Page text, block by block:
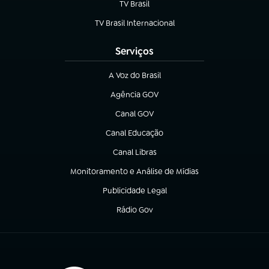
TV Brasil
(abre em nova aba)
TV Brasil Internacional
(abre em nova aba)
Serviços
A Voz do Brasil
(abre em nova aba)
Agência GOV
(abre em nova aba)
Canal GOV
(abre em nova aba)
Canal Educação
(abre em nova aba)
Canal Libras
(abre em nova aba)
Monitoramento e Análise de Mídias
(abre em nova aba)
Publicidade Legal
(abre em nova aba)
Rádio Gov
(abre em nova aba)